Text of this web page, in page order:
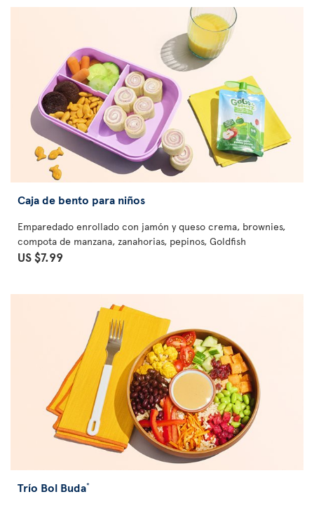
Caja de bento para niños
Emparedado enrollado con jamón y queso crema, brownies,
compota de manzana, zanahorias, pepinos, Goldfish
US $7.99
Trío Bol Buda*